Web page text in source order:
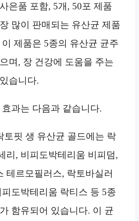
은품 포함, 5개, 50포 제품
많이 판매되는 유산균 제품
제품은 5종의 유산균 균주
며, 장 건강에 도움을 주는
습니다.
과는 다음과 같습니다.
토핏 생 유산균 골드에는 락
리, 비피도박테리움 비피덤,
테르모필러스, 락토바실러
도박테리움 락티스 등 5종
함유되어 있습니다. 이 균